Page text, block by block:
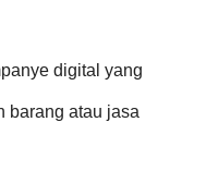
digital yang
barang atau jasa